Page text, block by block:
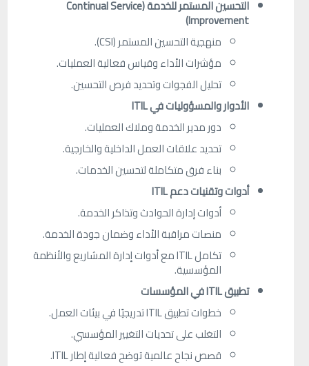
التحسين المستمر للخدمة (Continual Service
Improvement)
منهجية التحسين المستمر (CSI).
مؤشرات الأداء وقياس فعالية العمليات.
تحليل الفجوات وتحديد فرص التحسين.
الأدوار والمسؤوليات في ITIL
دور مدير الخدمة وملاك العمليات.
تحديد علاقات العمل الداخلية والخارجية.
بناء فرق متكاملة لتحسين الخدمات.
أدوات وتقنيات دعم ITIL
أدوات إدارة الحوادث وتذاكر الخدمة.
منصات مراقبة الأداء وضمان جودة الخدمة.
تكامل ITIL مع أدوات إدارة المشاريع والأنظمة
المؤسسية.
تطبيق ITIL في المؤسسات
خطوات تطبيق ITIL تدريجيًا في بيئات العمل.
التغلب على تحديات التغيير المؤسسي.
قصص نجاح عالمية توضح فعالية إطار ITIL.